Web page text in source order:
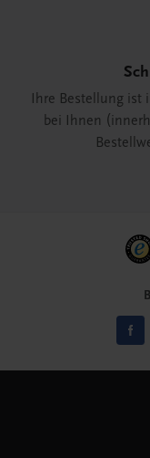
Ihre Bestellung ist
bei Ihnen